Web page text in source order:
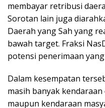
membayar retribusi
Sorotan lain juga
Daerah yang Sah yang
bawah target. Fraksi
potensi penerimaan
Dalam kesempatan
masih banyak
maupun kendaraan